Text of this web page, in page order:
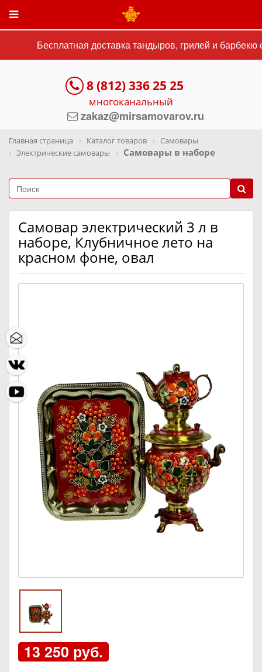
Бесплатная доставка тандыров, грилей и
8 (812) 336 25 25
многоканальный
zakaz@mirsamovarov.ru
Главная страница Каталог товаров
Самовары
Электрические самовары
Самовары в наборе
Самовар электрический 3 л в
наборе, Клубничное лето на
красном фоне, овал
13 250 руб.